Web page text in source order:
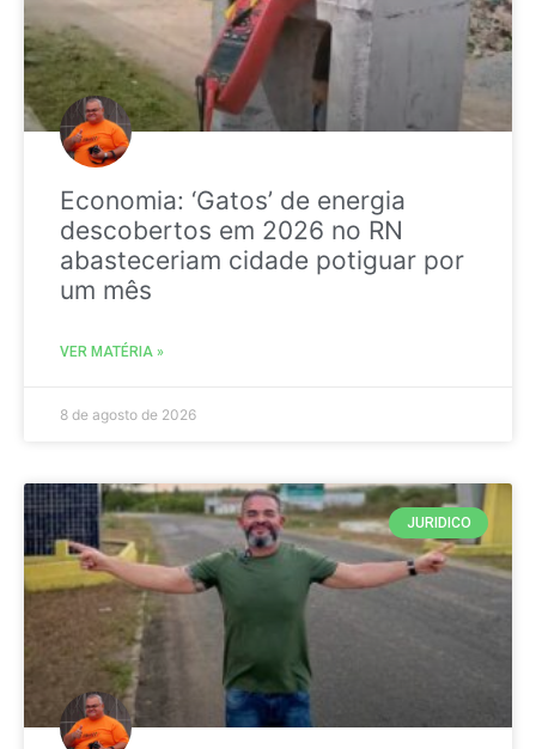
Economia: ‘Gatos’ de energia
descobertos em 2026 no RN
abasteceriam cidade potiguar por
um mês
VER MATÉRIA »
8 de agosto de 2026
JURIDICO